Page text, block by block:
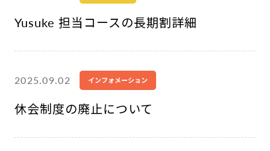
Yusuke 担当コースの長期割詳細
2025.09.02 インフォメーション
休会制度の廃止について